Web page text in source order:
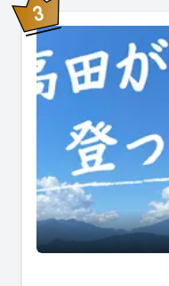
3位
「ベストシーズン